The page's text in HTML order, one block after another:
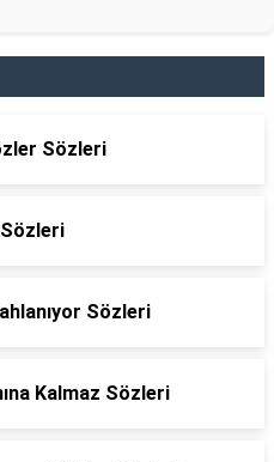
Sözleri
Sözleri
Kalmaz Sözleri